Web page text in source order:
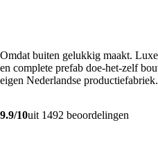
Omdat buiten gelukkig maakt.
en complete prefab doe-het-zelf
eigen Nederlandse productiefabriek.
9.9/10uit 1492 beoordelingen